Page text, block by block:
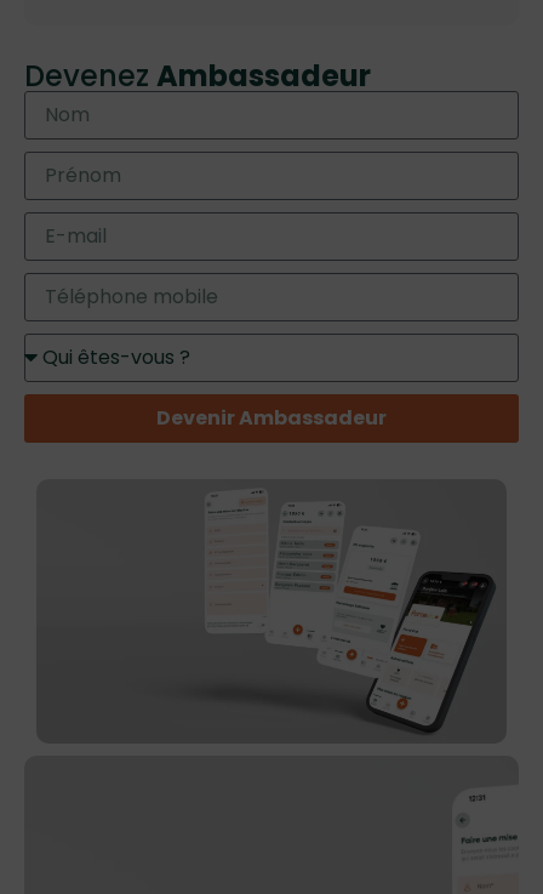
Devenez Ambassadeur
Devenir Ambassadeur